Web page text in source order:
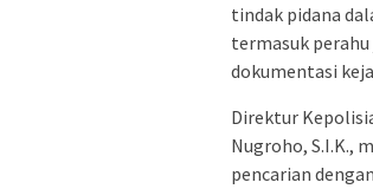
tindak pidana
termasuk
dokumentasi
Direktur
Nugroho, S.I.K.,
pencarian